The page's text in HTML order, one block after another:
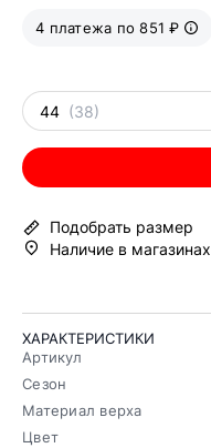
4 платежа по 851 ₽
44 (38)
Подобрать размер
Наличие в магазинах
ХАРАКТЕРИСТИКИ
Артикул
Сезон
Материал верха
Цвет